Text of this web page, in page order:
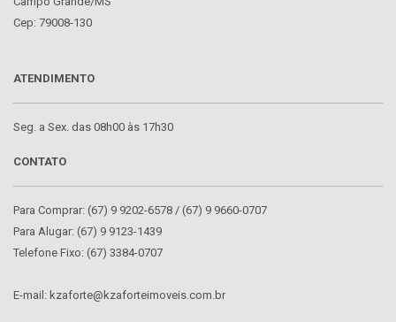
Cep: 79008-130
ATENDIMENTO
Seg. a Sex. das 08h00 às 17h30
CONTATO
Para Comprar: (67) 9 9202-6578 / (67) 9 9660-0707
Para Alugar: (67) 9 9123-1439
Telefone Fixo: (67) 3384-0707
E-mail: kzaforte@kzaforteimoveis.com.br